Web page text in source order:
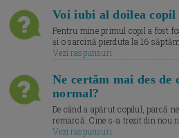
Voi iubi al doilea
Pentru mine primul copil a fost
și o sarcină pierduta la 16
Vezi raspunsuri
Ne certăm mai des de
normal?
De când a apărut copilul, parcă
remarcă. Cine s-a trezit din nou
Vezi raspunsuri